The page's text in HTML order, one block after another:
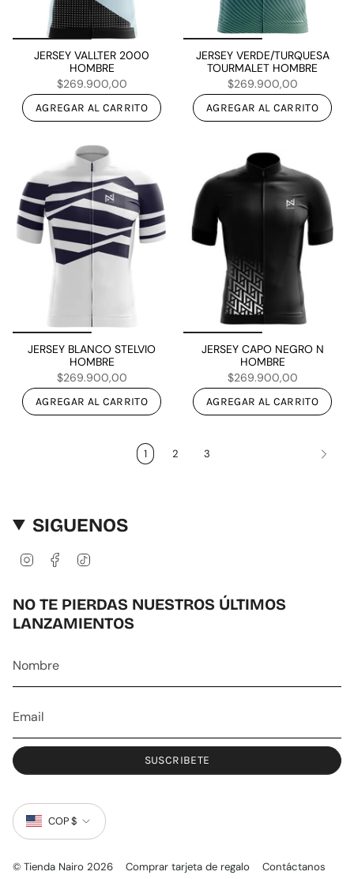
JERSEY VALLTER 2000
HOMBRE
$269.900,00
AGREGAR AL CARRITO
JERSEY VERDE/TURQUESA
TOURMALET HOMBRE
$269.900,00
AGREGAR AL CARRITO
JERSEY BLANCO STELVIO
HOMBRE
$269.900,00
AGREGAR AL CARRITO
JERSEY CAPO NEGRO N
HOMBRE
$269.900,00
AGREGAR AL CARRITO
1 2 3
SIGUENOS
t
a
g
m
e
b
o
T
o
k
NO TE PIERDAS NUESTROS ÚLTIMOS
LANZAMIENTOS
SUSCRIBETE
MONEDA
COP $
© Tienda Nairo 2026 Comprar tarjeta de regalo Contáctanos